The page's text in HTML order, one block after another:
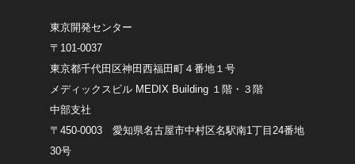
東京開発センター
〒101-0037
東京都千代田区神田西福田町４番地１号
メディックスビル MEDIX Building １階・３階
中部支社
〒450-0003 愛知県名古屋市中村区名駅南1丁目24番地
30号